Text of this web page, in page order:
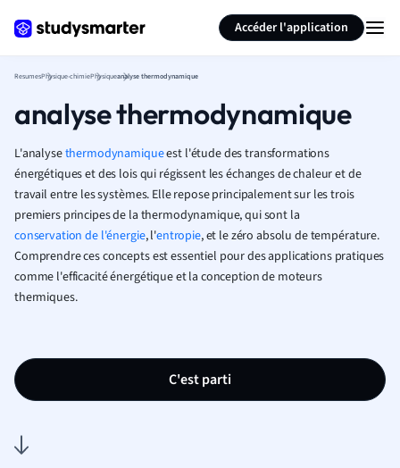
Accéder l'application
ResumesPhysique-chimiePhysiqueanalyse thermodynamique
analyse thermodynamique
L'analysethermodynamiqueest l'étude des transformations
énergétiques et des lois qui régissent les échanges de chaleur et de
travail entre les systèmes. Elle repose principalement sur les trois
premiers principes de la thermodynamique, qui sont la
conservation de l'énergie, l'entropie, et le zéro absolu de température.
Comprendre ces concepts est essentiel pour des applications pratiques
comme l'efficacité énergétique et la conception de moteurs
thermiques.
C'est parti
Résumer la page